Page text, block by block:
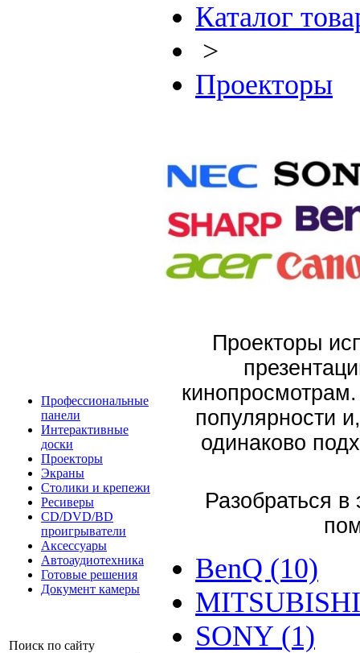
Профессиональные
панели
Интерактивные
доски
Проекторы
Экраны
Столики и крепежи
Ресиверы
CD/DVD/BD
проигрыватели
Аксессуары
Автоаудиотехника
Готовые решения
Документ камеры
Поиск по сайту
Каталог
>
Проекторы
Проекторы
популярности
одинаково
Разобраться
BenQ (10)
SONY (1)